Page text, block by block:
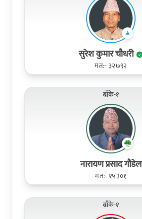
सुरेश कुमार चौधरी
मत:- ३२७९२
बाँके-१
नारायण प्रसाद गौडेल
मत:- १५३०१
बाँके-१